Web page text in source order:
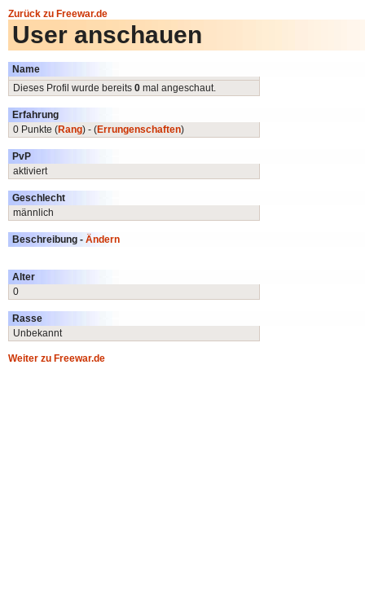
Zurück zu Freewar.de
User anschauen
Name
Dieses Profil wurde bereits 0 mal angeschaut.
Erfahrung
0 Punkte (Rang) - (Errungenschaften)
PvP
aktiviert
Geschlecht
männlich
Beschreibung - Ändern
Alter
0
Rasse
Unbekannt
Weiter zu Freewar.de